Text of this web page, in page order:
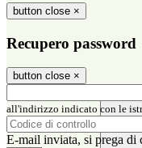
button close ×
Recupero password
button close ×
all'indirizzo indicato con le
E-mail inviata, si prega di